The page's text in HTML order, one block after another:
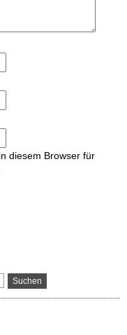
diesem Browser für